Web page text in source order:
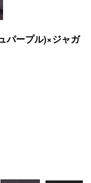
パープル)×ジャガ